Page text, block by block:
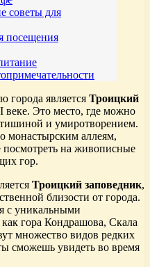
советы для
посещения
города является Троицкий
Это место, где можно
и умиротворением.
монастырским аллеям,
посмотреть на живописные
гор.
Троицкий заповедник,
близости от города.
с уникальными
гора Кондрашова, Скала
множество видов редких
сможешь увидеть во время